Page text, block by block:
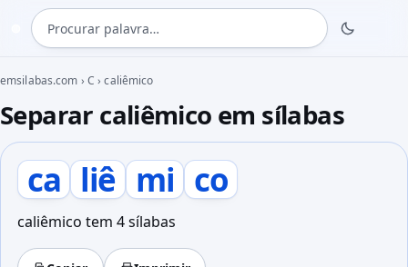
Procurar palavra
emsilabas.com › C ›caliêmico
Separar caliêmico em sílabas
ca liê mi co
caliêmico tem 4 sílabas